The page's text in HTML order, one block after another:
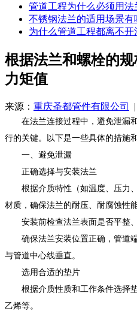
管道工程为什么必须用法
不锈钢法兰的适用场景有
为什么管道工程都离不开
根据法兰和螺栓的
力矩值
来源： 重庆圣都管件有限公司
在法兰连接过程中，避免泄漏和
行的关键。以下是一些具体的措施
一、避免泄漏
正确选择与安装法兰
根据介质特性（如温度、压力、
材质，确保法兰的耐压、耐腐蚀性
安装前检查法兰表面是否平整、
确保法兰安装位置正确，管道端
与管道中心线垂直。
选用合适的垫片
根据介质性质和工作条件选择垫
乙烯等。